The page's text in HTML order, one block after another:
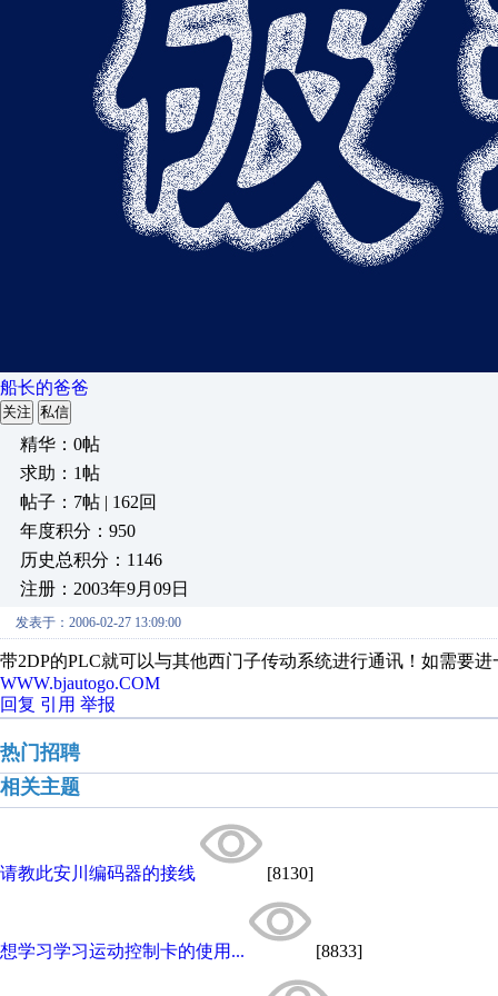
船长的爸爸
关注 私信
精华：0帖
求助：1帖
帖子：7帖 | 162回
年度积分：950
历史总积分：1146
注册：2003年9月09日
发表于：2006-02-27 13:09:00
带2DP的PLC就可以与其他西门子传动系统进行通讯！如需要进
WWW.bjautogo.COM
回复 引用 举报
热门招聘
相关主题
请教此安川编码器的接线 [8130]
想学习学习运动控制卡的使用... [8833]